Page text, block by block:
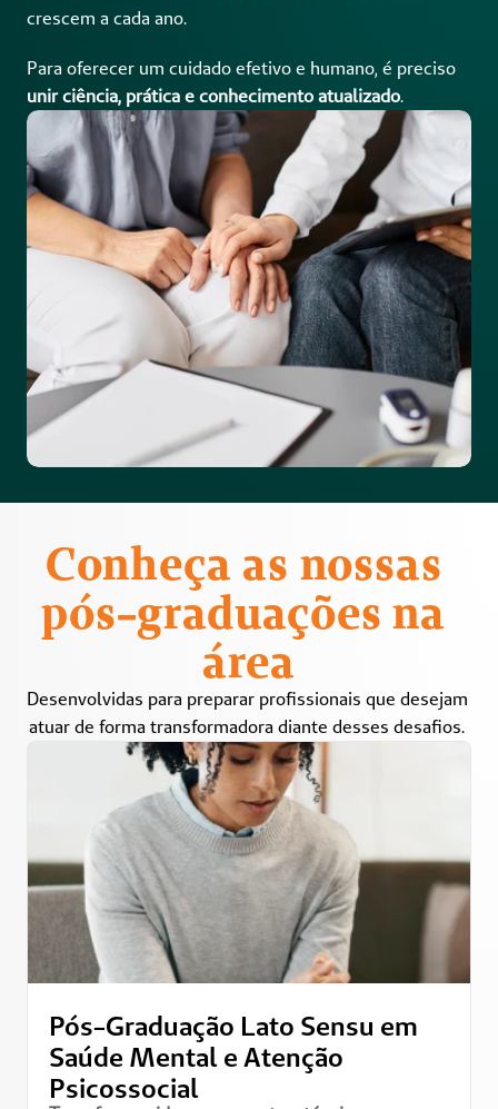
crescem a cada ano.
unir ciência, prática e conhecimento atualizado.
Conheça as nossas
pós-graduações na
área
Desenvolvidas para preparar profissionais que desejam
atuar de forma transformadora diante desses desafios.
Pós-Graduação Lato Sensu em
Saúde Mental e Atenção
Psicossocial